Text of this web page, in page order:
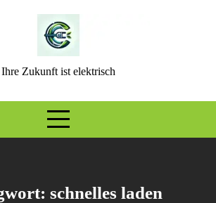
Ihre Zukunft ist elektrisch
schnelles laden